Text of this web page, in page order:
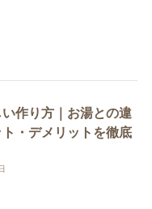
作り方｜お湯との違
・デメリットを徹底